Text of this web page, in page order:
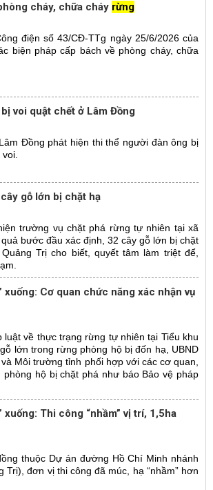
cháy, chữa cháy rừng
điện số 43/CĐ-TTg ngày 25/6/2026 của
biện pháp cấp bách về phòng cháy, chữa
voi quật chết ở Lâm Đồng
Đồng phát hiện thi thể người đàn ông bị
gỗ lớn bị chặt hạ
trường vụ chặt phá rừng tự nhiên tại xã
bước đầu xác định, 32 cây gỗ lớn bị chặt
Trị cho biết, quyết tâm làm triệt để,
xuống: Cơ quan chức năng xác nhận vụ
về thực trạng rừng tự nhiên tại Tiểu khu
lớn trong rừng phòng hộ bị đốn hạ, UBND
Môi trường tỉnh phối hợp với các cơ quan,
hộ bị chặt phá như báo Bảo vệ pháp
xuống: Thi công “nhầm” vị trí, 1,5ha
thuộc Dự án đường Hồ Chí Minh nhánh
đơn vị thi công đã múc, hạ “nhầm” hơn